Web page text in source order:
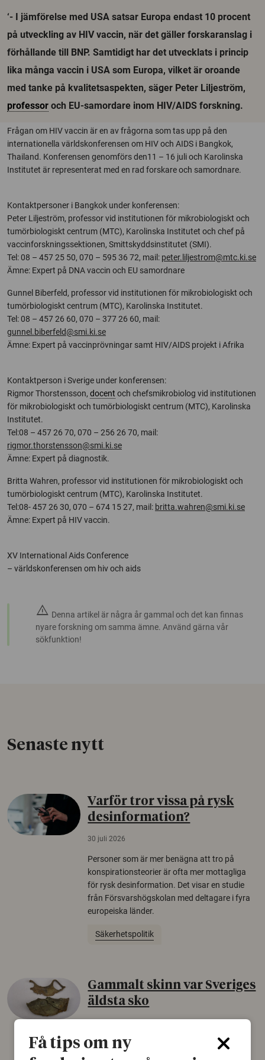
‘- I jämförelse med USA satsar Europa endast 10 procent
på utveckling av HIV vaccin, när det gäller forskaranslag i
förhållande till BNP. Samtidigt har det utvecklats i princip
lika många vaccin i USA som Europa, vilket är oroande
med tanke på kvalitetsaspekten, säger Peter Liljeström,
professor och EU-samordare inom HIV/AIDS forskning.
Frågan om HIV vaccin är en av frågorna som tas upp på den
internationella världskonferensen om HIV och AIDS i Bangkok,
Thailand. Konferensen genomförs den11 – 16 juli och Karolinska
Institutet är representerat med en rad forskare och samordnare.
Kontaktpersoner i Bangkok under konferensen:
Peter Liljeström, professor vid institutionen för mikrobiologiskt och
tumörbiologiskt centrum (MTC), Karolinska Institutet och chef på
vaccinforskningssektionen, Smittskyddsinstitutet (SMI).
Tel: 08 – 457 25 50, 070 – 595 36 72, mail: peter.liljestrom@mtc.ki.se
Ämne: Expert på DNA vaccin och EU samordnare
Gunnel Biberfeld, professor vid institutionen för mikrobiologiskt och
tumörbiologiskt centrum (MTC), Karolinska Institutet.
Tel: 08 – 457 26 60, 070 – 377 26 60, mail:
gunnel.biberfeld@smi.ki.se
Ämne: Expert på vaccinprövningar samt HIV/AIDS projekt i Afrika
Kontaktperson i Sverige under konferensen:
Rigmor Thorstensson, docent och chefsmikrobiolog vid institutionen
för mikrobiologiskt och tumörbiologiskt centrum (MTC), Karolinska
Institutet.
Tel:08 – 457 26 70, 070 – 256 26 70, mail:
rigmor.thorstensson@smi.ki.se
Ämne: Expert på diagnostik.
Britta Wahren, professor vid institutionen för mikrobiologiskt och
tumörbiologiskt centrum (MTC), Karolinska Institutet.
Tel:08- 457 26 30, 070 – 674 15 27, mail: britta.wahren@smi.ki.se
Ämne: Expert på HIV vaccin.
XV International Aids Conference
– världskonferensen om hiv och aids
warning Denna artikel är några år gammal och det kan finnas
nyare forskning om samma ämne. Använd gärna vår
sökfunktion!
Senaste nytt
Varför tror vissa på rysk
desinformation?
30 juli 2026
Personer som är mer benägna att tro på
konspirationsteorier är ofta mer mottagliga
för rysk desinformation. Det visar en studie
från Försvarshögskolan med deltagare i fyra
europeiska länder.
Säkerhetspolitik
Gammalt skinn var Sveriges
äldsta sko
Det som arkeologer länge trodde var en
björnfäll visar sig vara delar av en 2000 år
Få tips om ny